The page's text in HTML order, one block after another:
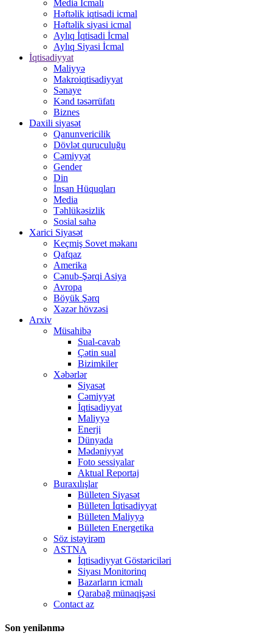
Media İcmalı
Həftəlik iqtisadi icmal
Həftəlik siyasi icmal
Aylıq İqtisadi İcmal
Aylıq Siyasi İcmal
İqtisadiyyat
Maliyyə
Makroiqtisadiyyat
Sənaye
Kənd təsərrüfatı
Biznes
Daxili siyasət
Qanunvericilik
Dövlət quruculuğu
Cəmiyyət
Gender
Din
İnsan Hüquqları
Media
Təhlükəsizlik
Sosial sahə
Xarici Siyasət
Keçmiş Sovet məkanı
Qafqaz
Amerika
Cənub-Şərqi Asiya
Avropa
Böyük Şərq
Xəzər hövzəsi
Arxiv
Müsahibə
Sual-cavab
Çətin sual
Bizimkiler
Xəbərlər
Siyasət
Cəmiyyət
İqtisadiyyat
Maliyyə
Enerji
Dünyada
Mədəniyyət
Foto sessiyalar
Aktual Reportaj
Buraxılışlar
Bülleten Siyasət
Bülleten İqtisadiyyat
Bülleten Maliyyə
Bülleten Energetika
Söz istəyirəm
ASTNA
İqtisadiyyat Göstəriciləri
Siyası Monitorinq
Bazarların icmalı
Qarabağ münaqişəsi
Contact az
Son yenilənmə